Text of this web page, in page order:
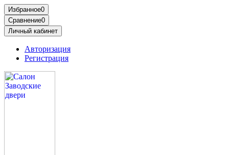
Избранное0
Сравнение0
Личный кабинет
Авторизация
Регистрация